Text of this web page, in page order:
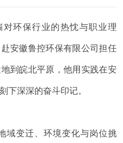
对环保行业的热忱与职业理
赴安徽鲁控环保有限公司担任
到皖北平原，他用实践在安
下深深的奋斗印记。
域变迁、环境变化与岗位挑